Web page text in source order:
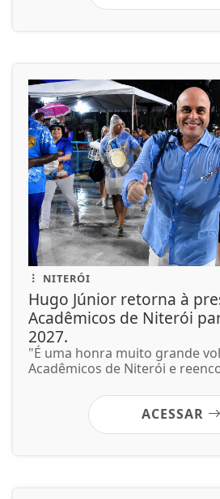
NITERÓI
Hugo Júnior retorna à
Acadêmicos de Niterói
2027.
"É uma honra muito grande
Acadêmicos de Niterói e
ACESSAR